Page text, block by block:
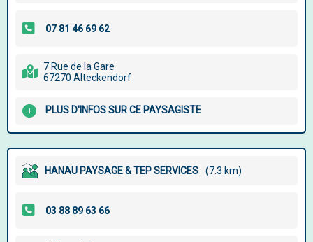
7 Rue de la Gare
67270 Alteckendorf
PLUS D'INFOS SUR CE PAYSAGISTE
HANAU PAYSAGE & TEP SERVICES (7.3 km)